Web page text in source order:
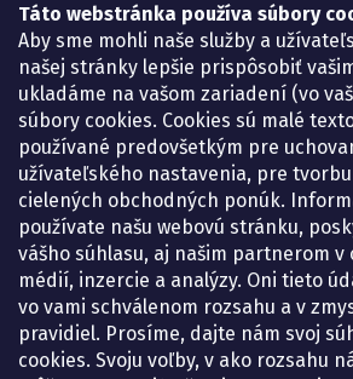
Táto webstránka používa súbory
Aby sme mohli naše služby a
našej stránky lepšie prispôsobiť
ukladáme na vašom zariadení (vo
súbory cookies. Cookies sú malé
používané predovšetkým pre
užívateľského nastavenia, pre
cielených obchodných ponúk.
používate našu webovú stránku,
vášho súhlasu, aj našim partnerom v
médií, inzercie a analýzy. Oni tieto
vo vami schválenom rozsahu a v
pravidiel. Prosíme, dajte nám svoj
cookies. Svoju voľby, v ako rozsahu
Lekáreň ADONAI
Košice – Smetanova 2
Pondelok:
07.30 – 15.30 h.
Utorok:
07.30 – 16.00 h.
Streda:
07.30 – 16.00 h.
Štvrtok:
07.30 – 15.30 h.
Piatok:
07.30 – 15.30 h.
KONTAKT
eshop@lekarenadonai.sk
+421 948 203 203
Nájdete nás na Facebooku.
lekarenadonai/